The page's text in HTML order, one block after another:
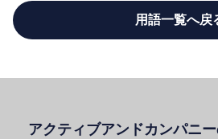
用語一覧へ戻
アクティブアンドカンパニ